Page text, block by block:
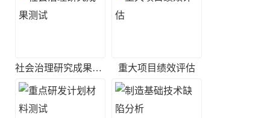
社会治理研究成果测试 重大项目绩效评估